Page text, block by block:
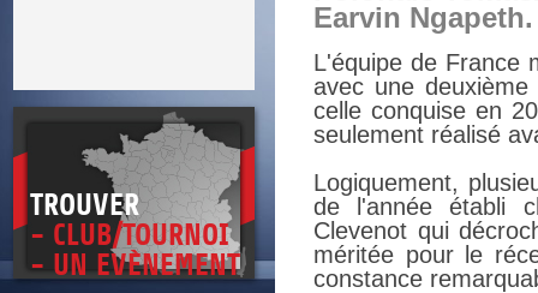
TROUVER
- CLUB/TOURNOI
- UN EVÈNEMENT
Earvin Ngapeth.
L'équipe de France
avec une
celle conquise en
seulement réalisé
Logiquement,
de l'année établi
Clevenot qui
méritée pour le
constance